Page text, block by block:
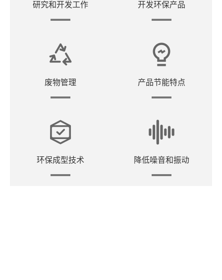
研究和开发工作 开发环保产品
废物管理 产品节能特点
环保成型技术 降低噪音和振动